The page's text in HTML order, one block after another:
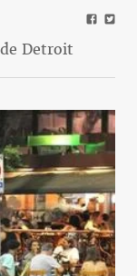
Detroit